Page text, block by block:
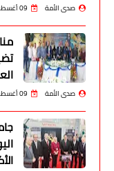
صدى الأمة 09 أغسطس 2026
صدى الأمة 09 أغسطس 2026